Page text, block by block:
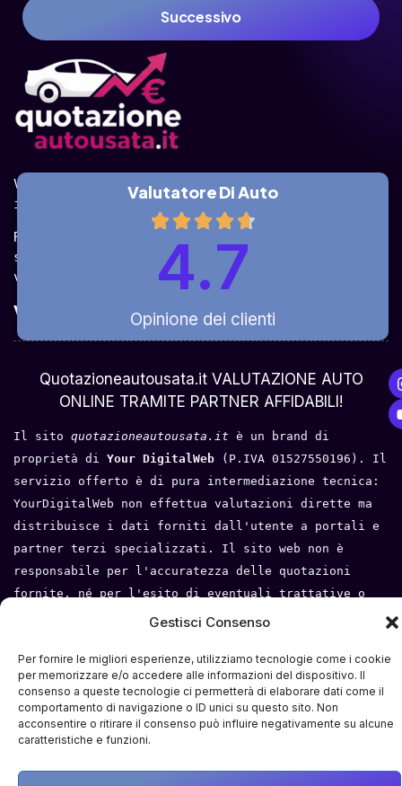
Gestisci Consenso
Per fornire le migliori esperienze, utilizziamo tecnologie come i cookie
per memorizzare e/o accedere alle informazioni del dispositivo. Il
consenso a queste tecnologie ci permetterà di elaborare dati come il
comportamento di navigazione o ID unici su questo sito. Non
acconsentire o ritirare il consenso può influire negativamente su alcune
caratteristiche e funzioni.
Successivo
Valuta la tua auto online, gratis e in pochi
istanti.
Ricevi la quotazione dai vari partner e potrai
sceglierla come venderla in modo sicuro,
veloce e rapido!
Valuta Per Modello
Valutatore Di Auto
Opinione dei clienti
4.7
Quotazioneautousata.it VALUTAZIONE AUTO
ONLINE TRAMITE PARTNER AFFIDABILI!
Il sito quotazioneautousata.it è un brand di
proprietà di Your DigitalWeb
(P.IVA 01527550196). Il
servizio offerto è di pura intermediazione tecnica:
YourDigitalWeb non effettua valutazioni dirette ma
distribuisce i dati forniti dall'utente a portali e
partner terzi specializzati. Il sito web non è
responsabile per l'accuratezza delle quotazioni
fornite, né per l'esito di eventuali trattative o
compravendite tra l'utente e i terzi. Tutti i loghi
Privacy Policy - Cookie Policy - Condizioni del
servizio - Mappa del sito